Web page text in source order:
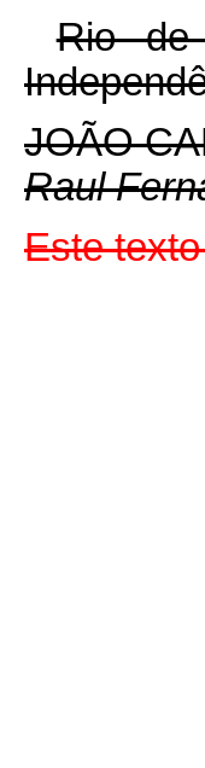
Rio de
JOÃO
Raul
Este